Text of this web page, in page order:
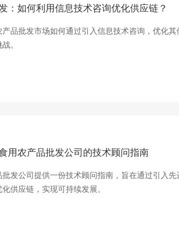
：如何利用信息技术咨询优化供应链？
品批发市场如何通过引入信息技术咨询，优化
。
用农产品批发公司的技术顾问指南
发公司提供一份技术顾问指南，旨在通过引入先
供应链，实现可持续发展。